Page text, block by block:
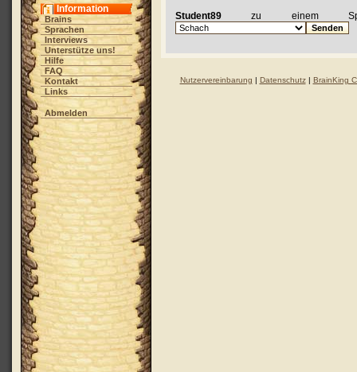
Information
Brains
Sprachen
Interviews
Unterstütze uns!
Hilfe
FAQ
Kontakt
Links
Abmelden
Student89 zu einem
Nutzervereinbarung | Datenschutz| BrainKing